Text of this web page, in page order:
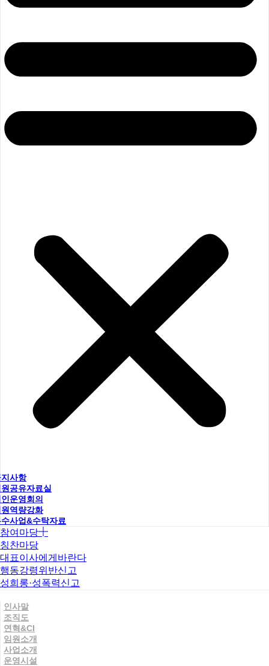
사항
공유자료실
운영회의
역량강화
사업&수탁자료
참여마당
칭찬마당
대표이사에게바란다
행동강령위반신고
성희롱·성폭력신고
인사말
조직도
연혁&CI
임원소개
사업소개
운영시설